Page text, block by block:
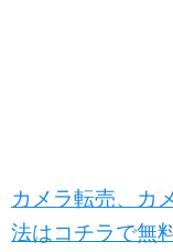
カメラ転売、カ
法はコチラで無